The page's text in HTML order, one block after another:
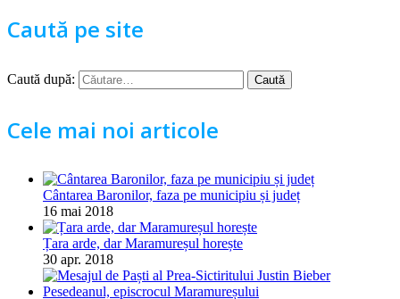
Caută pe site
Caută după:
Cele mai noi articole
Cântarea Baronilor, faza pe municipiu și județ
16 mai 2018
Țara arde, dar Maramureșul horește
30 apr. 2018